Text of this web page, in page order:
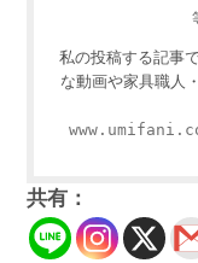
私の投稿する記事
な動画や家具職人
共有：